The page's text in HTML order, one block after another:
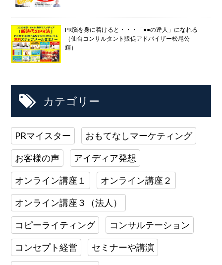
PR脳を身に着けると・・・「●●の達人」になれる
（仙台コンサルタント販促アドバイザー松尾公
輝）
カテゴリー
PRマイスター おもてなしマーケティング
お客様の声 アイディア発想
オンライン講座１ オンライン講座２
オンライン講座３（法人）
コピーライティング コンサルテーション
コンセプト経営 セミナーや講演